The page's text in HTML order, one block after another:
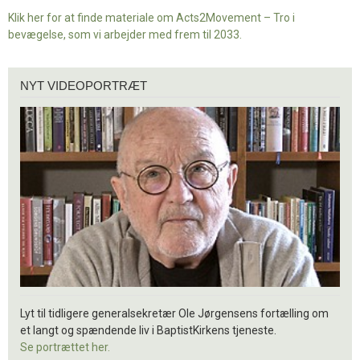
Klik her for at finde materiale om Acts2Movement – Tro i
bevægelse, som vi arbejder med frem til 2033.
videoportræt
NYT VIDEOPORTRÆT
Lyt til tidligere generalsekretær Ole Jørgensens fortælling om
et langt og spændende liv i BaptistKirkens tjeneste.
Se portrættet her.